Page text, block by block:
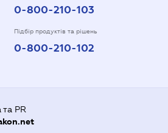
0-800-210-103
Підбір продуктів та рішень
0-800-210-102
PR